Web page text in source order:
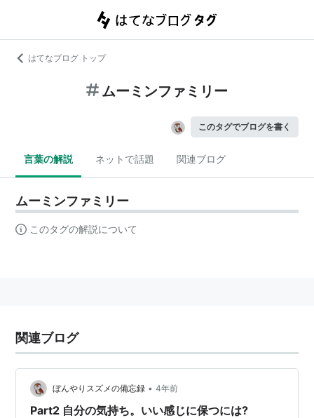
はてなブログ トップ
ムーミンファミリー
このタグでブログを書く
言葉の解説 ネットで話題 関連ブログ
ムーミンファミリー
このタグの解説について
関連ブログ
ぼんやりスズメの備忘録 • 4年前
Part2 自分の気持ち。いい感じに保つには?